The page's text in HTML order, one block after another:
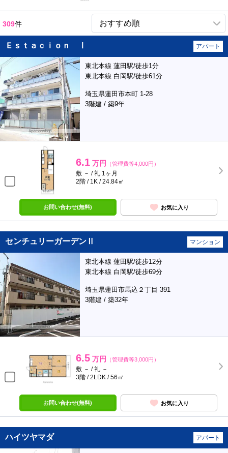
309件
Ｅｓｔａｃｉｏｎ Ⅰ アパート
東北本線 蓮田駅/徒歩1分
東北本線 白岡駅/徒歩61分
埼玉県蓮田市本町 1-28
3階建 / 築9年
6.1 万円 （管理費等4,000円）
敷 － / 礼 1ヶ月
2階 / 1K / 24.84㎡
お問い合わせ(無料) お気に入り
センチュリーガーデンⅡ マンション
東北本線 蓮田駅/徒歩12分
東北本線 白岡駅/徒歩69分
埼玉県蓮田市馬込２丁目 391
3階建 / 築32年
6.5 万円 （管理費等3,000円）
敷 － / 礼 －
3階 / 2LDK / 56㎡
お問い合わせ(無料) お気に入り
ハイツヤマダ アパート